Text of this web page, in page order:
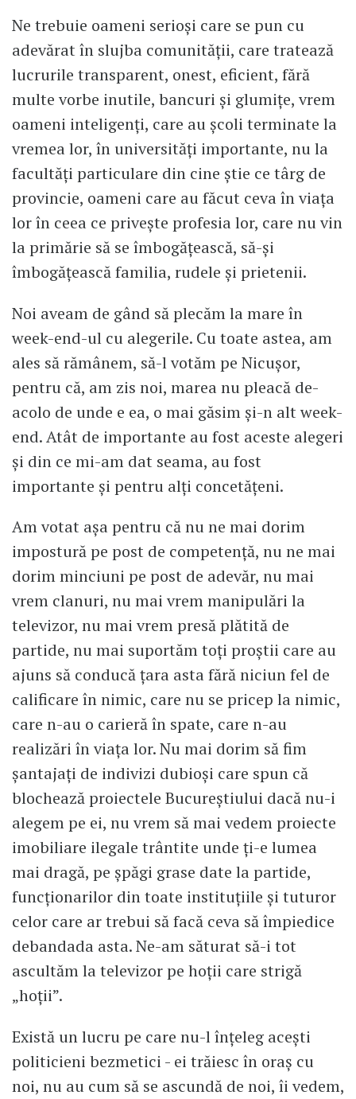
Ne trebuie oameni serioși care se pun cu
adevărat în slujba comunității, care tratează
lucrurile transparent, onest, eficient, fără
multe vorbe inutile, bancuri și glumițe, vrem
oameni inteligenți, care au școli terminate la
vremea lor, în universități importante, nu la
facultăți particulare din cine știe ce târg de
provincie, oameni care au făcut ceva în viața
lor în ceea ce privește profesia lor, care nu vin
la primărie să se îmbogățească, să-și
îmbogățească familia, rudele și prietenii.
Noi aveam de gând să plecăm la mare în
week-end-ul cu alegerile. Cu toate astea, am
ales să rămânem, să-l votăm pe Nicușor,
pentru că, am zis noi, marea nu pleacă de-
acolo de unde e ea, o mai găsim și-n alt week-
end. Atât de importante au fost aceste alegeri
și din ce mi-am dat seama, au fost
importante și pentru alți concetățeni.
Am votat așa pentru că nu ne mai dorim
impostură pe post de competență, nu ne mai
dorim minciuni pe post de adevăr, nu mai
vrem clanuri, nu mai vrem manipulări la
televizor, nu mai vrem presă plătită de
partide, nu mai suportăm toți proștii care au
ajuns să conducă țara asta fără niciun fel de
calificare în nimic, care nu se pricep la nimic,
care n-au o carieră în spate, care n-au
realizări în viața lor. Nu mai dorim să fim
șantajați de indivizi dubioși care spun că
blochează proiectele Bucureștiului dacă nu-i
alegem pe ei, nu vrem să mai vedem proiecte
imobiliare ilegale trântite unde ți-e lumea
mai dragă, pe șpăgi grase date la partide,
funcționarilor din toate instituțiile și tuturor
celor care ar trebui să facă ceva să împiedice
debandada asta. Ne-am săturat să-i tot
ascultăm la televizor pe hoții care strigă
„hoții”.
Există un lucru pe care nu-l înțeleg acești
politicieni bezmetici - ei trăiesc în oraș cu
noi, nu au cum să se ascundă de noi, îi vedem,